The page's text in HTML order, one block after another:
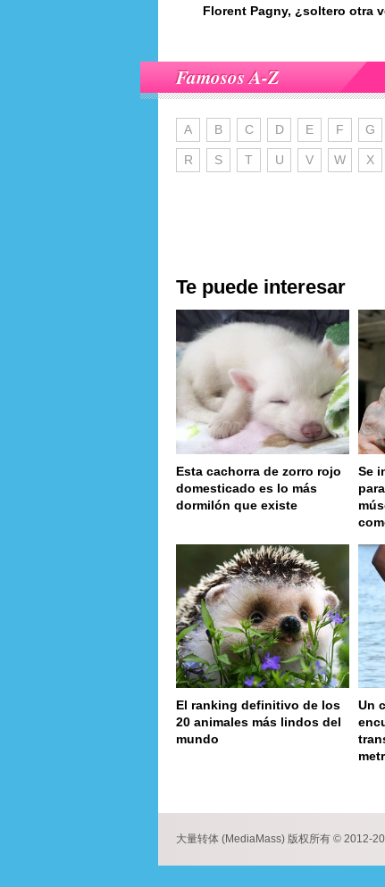
Florent Pagny, ¿soltero otra
Famosos A-Z
A B C D E F G
R S T U V W X
Te puede interesar
Esta cachorra de zorro rojo
domesticado es lo más
dormilón que existe
Se
El ranking definitivo de los
20 animales más lindos del
mundo
Un
大量转体 (MediaMass) 版权所有 © 2012-